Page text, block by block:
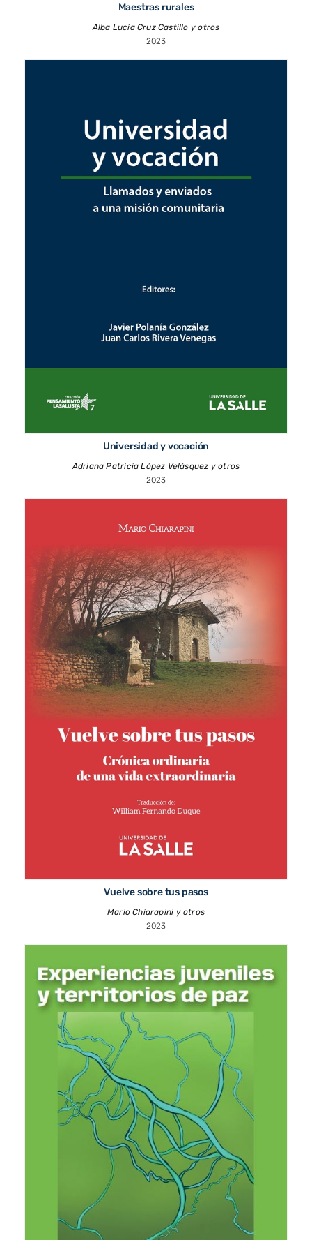
Maestras rurales
Alba Lucía Cruz Castillo y otros
2023
Universidad y vocación
Adriana Patricia López Velásquez y otros
2023
Vuelve sobre tus pasos
Mario Chiarapini y otros
2023